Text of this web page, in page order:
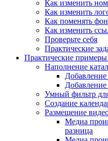
Как изменить
Как изменить
Как поменять фон
Как изменить
Проверьте себя
Практические
Практические
Наполнение
Добавление
Умный фильтр
Создание
Размещение
Медиа
разница